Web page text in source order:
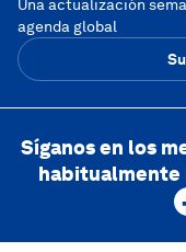
Una actualización
agenda global
Síganos en los
habitualmente